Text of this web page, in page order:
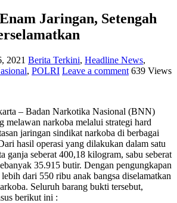
Jaringan, Setengah
2021 Berita Terkini, Headline News,
, POLRI Leave a comment 639 Views
– Badan Narkotika Nasional (BNN)
melawan narkoba melalui strategi hard
jaringan sindikat narkoba di berbagai
hasil operasi yang dilakukan dalam satu
seberat 400,18 kilogram, sabu seberat
35.915 butir. Dengan pengungkapan
dari 550 ribu anak bangsa diselamatkan
Seluruh barang bukti tersebut,
berikut ini :